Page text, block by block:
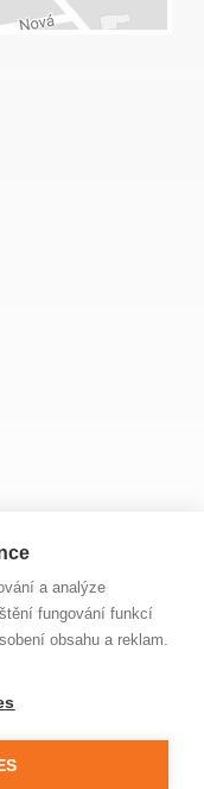
ŽÁCI
MAPA SERVERU
příspěvková
a analýze
fungování funkcí
obsahu a reklam.